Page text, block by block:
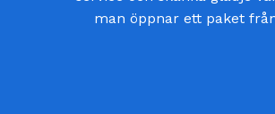
man öppnar ett paket